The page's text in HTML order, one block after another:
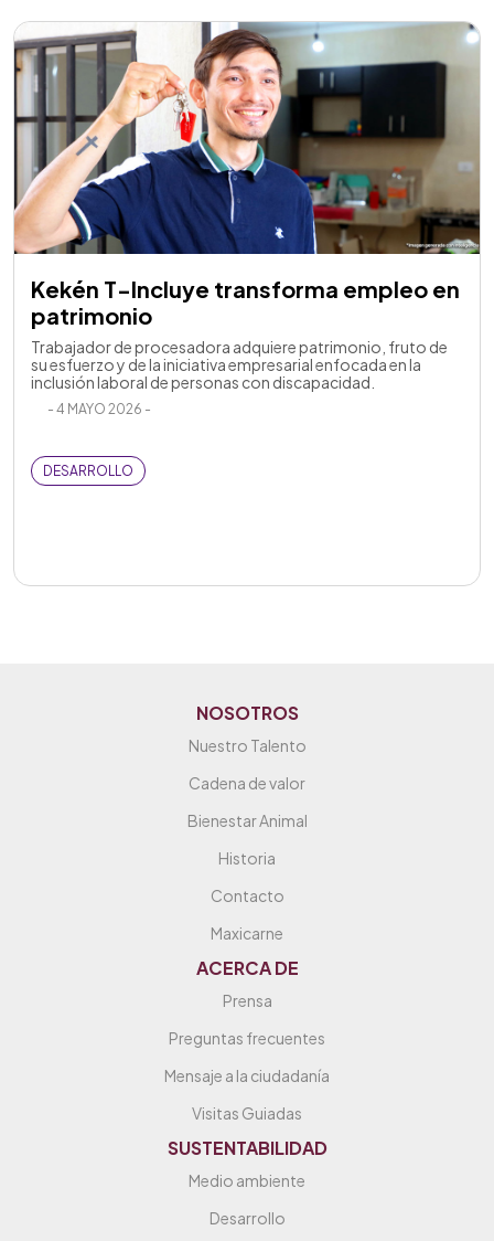
Kekén T-Incluye transforma empleo en
patrimonio
Trabajador de procesadora adquiere patrimonio, fruto de
su esfuerzo y de la iniciativa empresarial enfocada en la
inclusión laboral de personas con discapacidad.
- 4 MAYO 2026 -
DESARROLLO
NOSOTROS
Nuestro Talento
Cadena de valor
Bienestar Animal
Historia
Contacto
Maxicarne
ACERCA DE
Prensa
Preguntas frecuentes
Mensaje a la ciudadanía
Visitas Guiadas
SUSTENTABILIDAD
Medio ambiente
Desarrollo